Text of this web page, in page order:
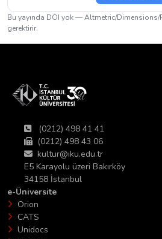
Bu yayında DOI yok — Altmetric/Dimensions/
gerektirir.
(0212) 498 41 41
(0212) 498 43 06
kultur@iku.edu.tr
E5 Karayolu üzeri Bakırköy
34158 İstanbul
e-Üniversite
Orion
CATS
Unidocs